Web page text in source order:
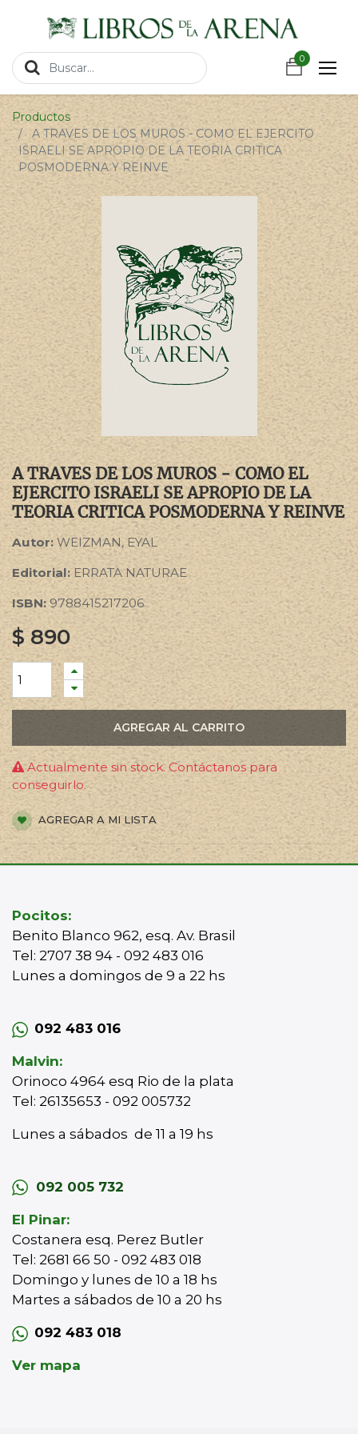
0
0
Productos
A TRAVES DE LOS MUROS - COMO EL EJERCITO
ISRAELI SE APROPIO DE LA TEORIA CRITICA
POSMODERNA Y REINVE
A TRAVES DE LOS MUROS - COMO EL
EJERCITO ISRAELI SE APROPIO DE LA
TEORIA CRITICA POSMODERNA Y REINVE
Autor: WEIZMAN, EYAL
Editorial: ERRATA NATURAE
ISBN: 9788415217206
$ 890
AGREGAR AL CARRITO
Actualmente sin stock. Contáctanos para
conseguirlo.
AGREGAR A MI LISTA
Pocitos:
Benito Blanco 962, esq. Av. Brasil
Tel: 2707 38 94 - 092 483 016
Lunes a domingos de 9 a 22 hs
092 483 016
Malvin:
Orinoco 4964 esq Rio de la plata
Tel: 26135653 - 092 005732
Lunes a sábados de 11 a 19 hs
092 005 732
El Pinar:
Costanera esq. Perez Butler
Tel: 2681 66 50 - 092 483 018
Domingo y lunes de 10 a 18 hs
Martes a sábados de 10 a 20 hs
092 483 018
Ver mapa